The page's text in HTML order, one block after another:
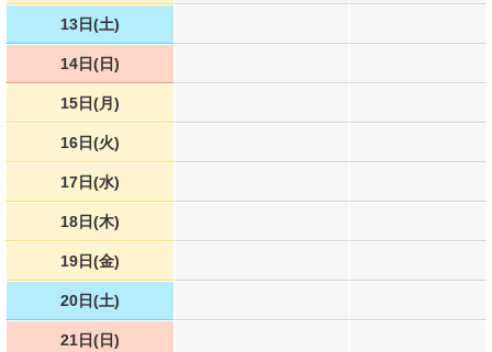
13日(土)
14日(日)
15日(月)
16日(火)
17日(水)
18日(木)
19日(金)
20日(土)
21日(日)